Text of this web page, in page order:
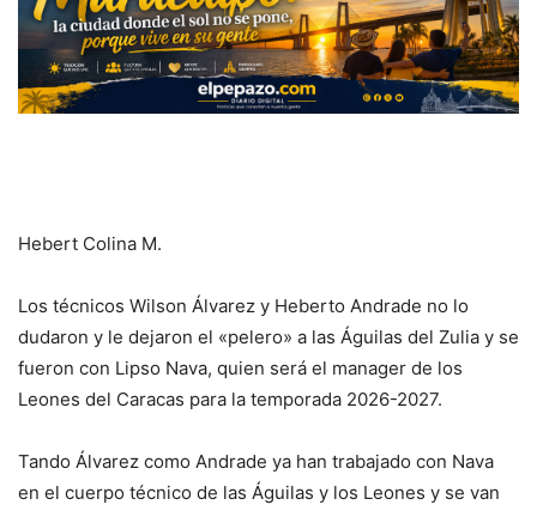
Hebert Colina M.
Los técnicos Wilson Álvarez y Heberto Andrade no lo
dudaron y le dejaron el «pelero» a las Águilas del Zulia y se
fueron con Lipso Nava, quien será el manager de los
Leones del Caracas para la temporada 2026-2027.
Tando Álvarez como Andrade ya han trabajado con Nava
en el cuerpo técnico de las Águilas y los Leones y se van